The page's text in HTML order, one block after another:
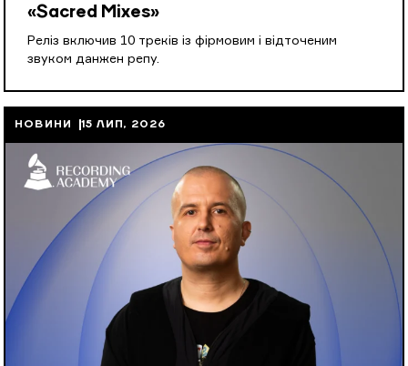
«Sacred Mixes»
Реліз включив 10 треків із фірмовим і відточеним
звуком данжен репу.
НОВИНИ 15 ЛИП, 2026